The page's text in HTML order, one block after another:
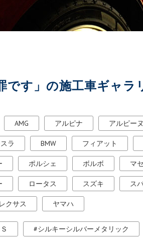
です」の施工車ギャラ
AMG アルピナ アルピーヌ
ラ BMW フィアット
ポルシェ ボルボ マ
ロータス スズキ ス
レクサス ヤマハ
シルキーシルバーメタリック